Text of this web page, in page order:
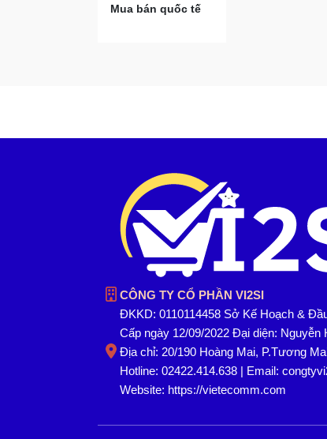
Mua bán quốc tế
CÔNG TY CỔ PHẦN VI2SI
ĐKKD: 0110114458 Sở Kế Hoạch &
Cấp ngày 12/09/2022 Đại diện: Nguyễn
Địa chỉ: 20/190 Hoàng Mai, P.Tương
Hotline: 02422.414.638 | Email:
Website: https://vietecomm.com